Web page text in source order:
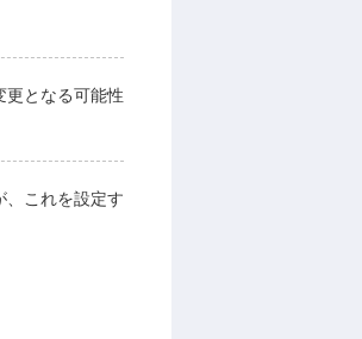
更となる可能性
、これを設定す